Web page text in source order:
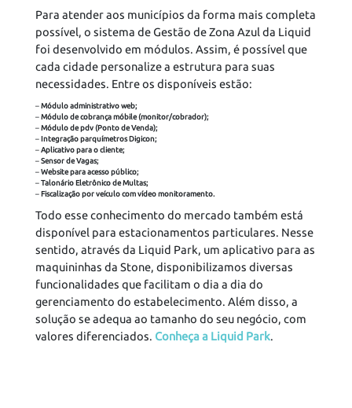
Para atender aos municípios da forma mais completa
possível, o sistema de Gestão de Zona Azul da Liquid
foi desenvolvido em módulos. Assim, é possível que
cada cidade personalize a estrutura para suas
necessidades. Entre os disponíveis estão:
–Módulo administrativo web;
–Módulo de cobrança móbile (monitor/cobrador);
–Módulo de pdv (Ponto de Venda);
–Integração parquímetros Digicon;
–Aplicativo para o cliente;
–Sensor de Vagas;
–Website para acesso público;
–Talonário Eletrônico de Multas;
–Fiscalização por veículo com vídeo monitoramento.
Todo esse conhecimento do mercado também está
disponível para estacionamentos particulares. Nesse
sentido, através da Liquid Park, um aplicativo para as
maquininhas da Stone, disponibilizamos diversas
funcionalidades que facilitam o dia a dia do
gerenciamento do estabelecimento. Além disso, a
solução se adequa ao tamanho do seu negócio, com
valores diferenciados. Conheça a Liquid Park.